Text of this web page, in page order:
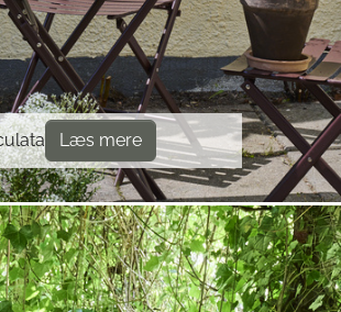
Læs mere